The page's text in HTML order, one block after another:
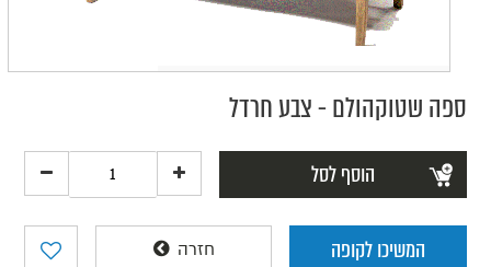
ספה שטוקהולם - צבע חרדל
הוסף לסל
המשיכו לקופה חזרה